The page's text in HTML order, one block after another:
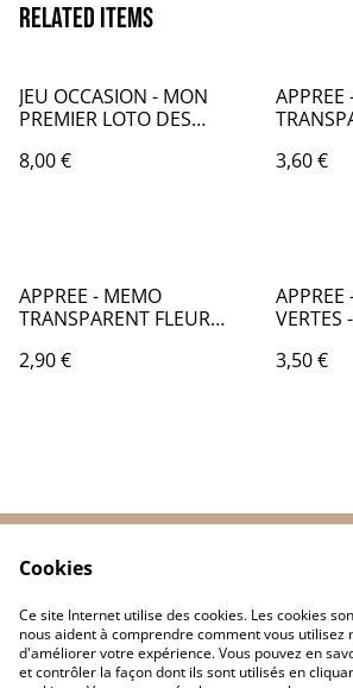
Related items
JEU OCCASION - MON
PREMIER LOTO DES
8,00 € 3,60 €
APPREE - MEMO
TRANSPARENT FLEUR
2,90 €
APPREE
VERTES
3,50 €
Politique de
confidentialité
Cookies
Ce site Internet utilise des cookies. Les cookies
nous aident à comprendre comment vous utilisez
d'améliorer votre expérience. Vous pouvez en
et contrôler la façon dont ils sont utilisés en